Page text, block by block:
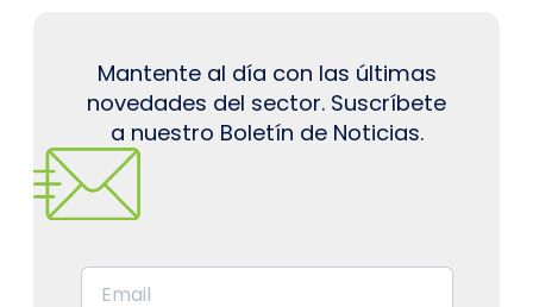
Mantente al día con las últimas
novedades del sector. Suscríbete
a nuestro Boletín de Noticias.